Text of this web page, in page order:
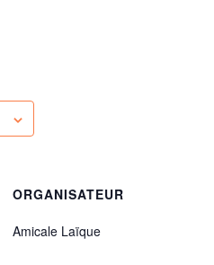
ORGANISATEUR
Amicale Laïque